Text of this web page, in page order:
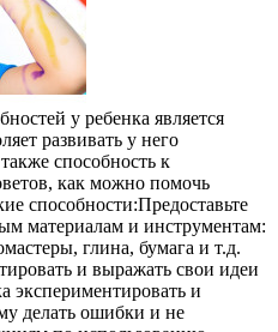
у ребенка является
развивать у него
способность к
как можно помочь
способности:Предоставьте
материалам и инструментам:
глина, бумага и т.д.
и выражать свои идеи
экспериментировать и
делать ошибки и не